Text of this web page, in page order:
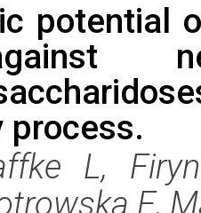
potential
process.
L,
E,